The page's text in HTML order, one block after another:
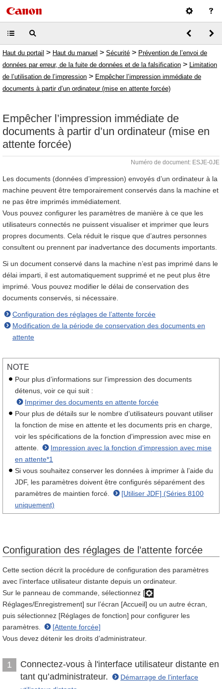
Haut du portail > Haut du manuel > Sécurité > Prévention de l’envoi de
données par erreur, de la fuite de données et de la falsification > Limitation
de l’utilisation de l’impression > Empêcher l’impression immédiate de
documents à partir d’un ordinateur (mise en attente forcée)
Empêcher l’impression immédiate de
documents à partir d’un ordinateur (mise en
attente forcée)
Numéro de document: ESJE-0JE
Les documents (données d’impression) envoyés d’un ordinateur à la
machine peuvent être temporairement conservés dans la machine et
ne pas être imprimés immédiatement.
Vous pouvez configurer les paramètres de manière à ce que les
utilisateurs connectés ne puissent visualiser et imprimer que leurs
propres documents. Cela réduit le risque que d’autres personnes
consultent ou prennent par inadvertance des documents importants.
Si un document conservé dans la machine n’est pas imprimé dans le
délai imparti, il est automatiquement supprimé et ne peut plus être
imprimé. Vous pouvez modifier le délai de conservation des
documents conservés, si nécessaire.
Configuration des réglages de l’attente forcée
Modification de la période de conservation des documents en
attente
NOTE
Pour plus d’informations sur l’impression des documents
détenus, voir ce qui suit :
Imprimer des documents en attente forcée
Pour plus de détails sur le nombre d’utilisateurs pouvant utiliser
la fonction de mise en attente et les documents pris en charge,
voir les spécifications de la fonction d'impression avec mise en
attente.
Impression avec la fonction d'impression avec mise
en attente*1
Si vous souhaitez conserver les données à imprimer à l’aide du
JDF, les paramètres doivent être configurés séparément des
paramètres de maintien forcé.
[Utiliser JDF] (Séries 8100
uniquement)
Configuration des réglages de l’attente forcée
Cette section décrit la procédure de configuration des paramètres
avec l’interface utilisateur distante depuis un ordinateur.
Sur le panneau de commande, sélectionnez [
Réglages/Enregistrement] sur l’écran [Accueil] ou un autre écran,
puis sélectionnez [Réglages de fonction] pour configurer les
paramètres.
[Attente forcée]
Vous devez détenir les droits d’administrateur.
1
Connectez-vous à l'interface utilisateur distante en
tant qu’administrateur.
Démarrage de l'interface